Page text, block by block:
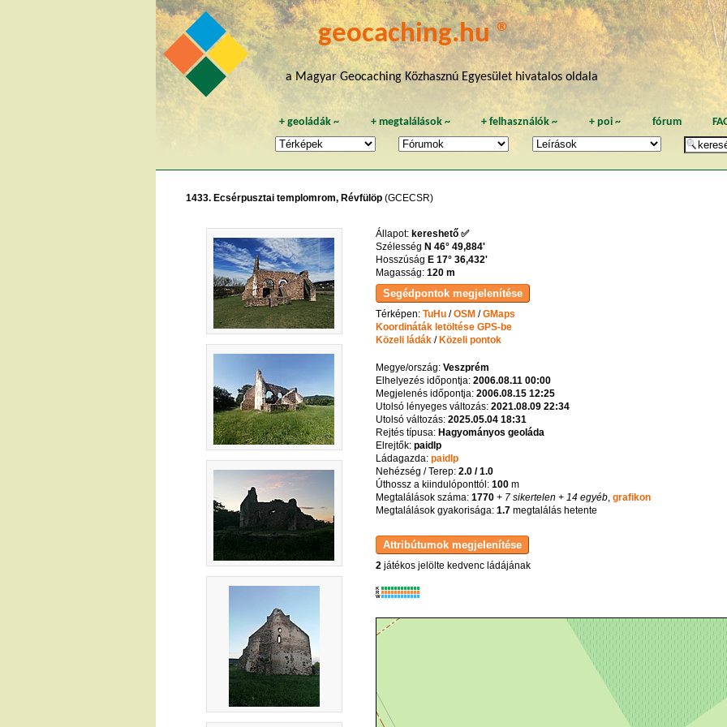
geocaching.hu ®
a Magyar Geocaching Közhasznú Egyesület hivatalos oldala
+geoládák ~ + megtalálások~ +felhasználók ~ + poi~ fórum
1433. Ecsérpusztai templomrom, Révfülöp (GCECSR)
Állapot: kereshető ✅
Szélesség N 46° 49,884'
Hosszúság E 17° 36,432'
Magasság: 120 m
Térképen: TuHu/OSM/GMaps
Koordináták letöltése GPS-be
Közeli ládák/Közeli pontok
Megye/ország: Veszprém
Elhelyezés időpontja: 2006.08.11 00:00
Megjelenés időpontja: 2006.08.15 12:25
Utolsó lényeges változás: 2021.08.09 22:34
Utolsó változás: 2025.05.04 18:31
Rejtés típusa: Hagyományos geoláda
Elrejtők: paidlp
Ládagazda: paidlp
Nehézség / Terep: 2.0 / 1.0
Úthossz a kiindulóponttól: 100m
Megtalálások száma: 1770+ 7 sikertelen + 14 egyéb, grafikon
Megtalálások gyakorisága: 1.7megtalálás hetente
2játékos jelölte kedvenc ládájának
K
R
W